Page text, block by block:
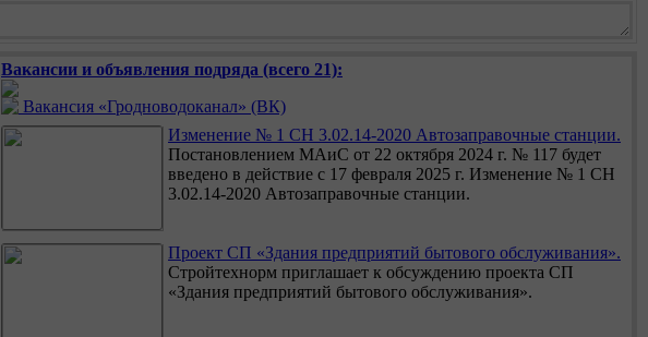
Вакансии и объявления подряда (всего 21):
Вакансия «Гродноводоканал» (ВК)
Изменение № 1 СН 3.02.14-2020 Автозаправочные станции.
Постановлением МАиС от 22 октября 2024 г. № 117 будет
введено в действие с 17 февраля 2025 г. Изменение № 1 СН
3.02.14-2020 Автозаправочные станции.
Проект СП «Здания предприятий бытового обслуживания».
Стройтехнорм приглашает к обсуждению проекта СП
«Здания предприятий бытового обслуживания».